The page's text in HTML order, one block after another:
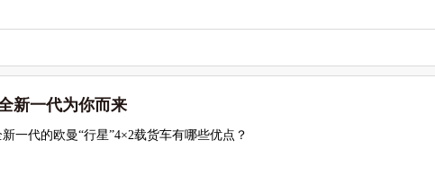
新一代为你而来
一代的欧曼“行星”4×2载货车有哪些优点？